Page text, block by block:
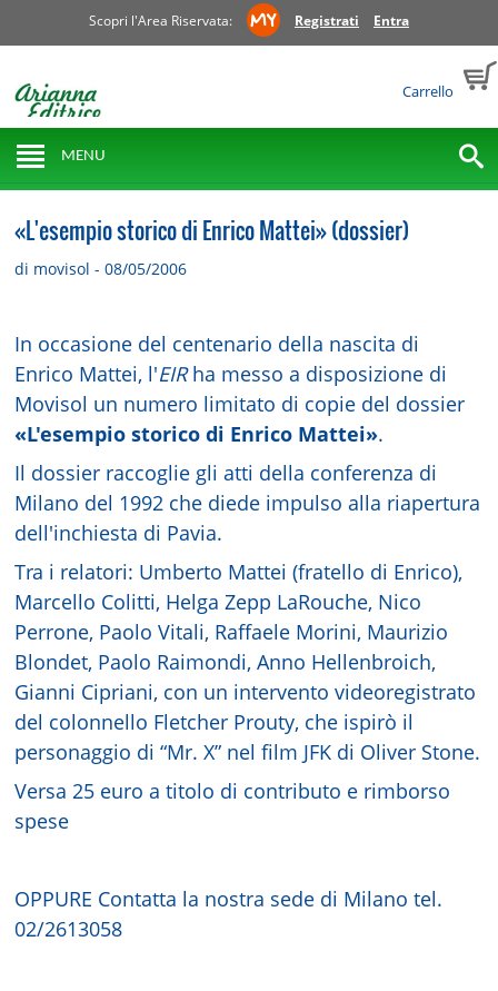
Scopri l'Area Riservata: Registrati Entra
Carrello
MENU
«L'esempio storico di Enrico Mattei» (dossier)
di movisol - 08/05/2006
In occasione del centenario della nascita di
Enrico Mattei, l'EIRha messo a disposizione di
Movisol un numero limitato di copie del dossier
«L'esempio storico di Enrico Mattei».
Il dossier raccoglie gli atti della conferenza di
Milano del 1992 che diede impulso alla riapertura
dell'inchiesta di Pavia.
Tra i relatori: Umberto Mattei (fratello di Enrico),
Marcello Colitti, Helga Zepp LaRouche, Nico
Perrone, Paolo Vitali, Raffaele Morini, Maurizio
Blondet, Paolo Raimondi, Anno Hellenbroich,
Gianni Cipriani, con un intervento videoregistrato
del colonnello Fletcher Prouty, che ispirò il
personaggio di “Mr. X” nel film JFK di Oliver Stone.
Versa 25 euro a titolo di contributo e rimborso
spese
OPPURE Contatta la nostra sede di Milano tel.
02/2613058